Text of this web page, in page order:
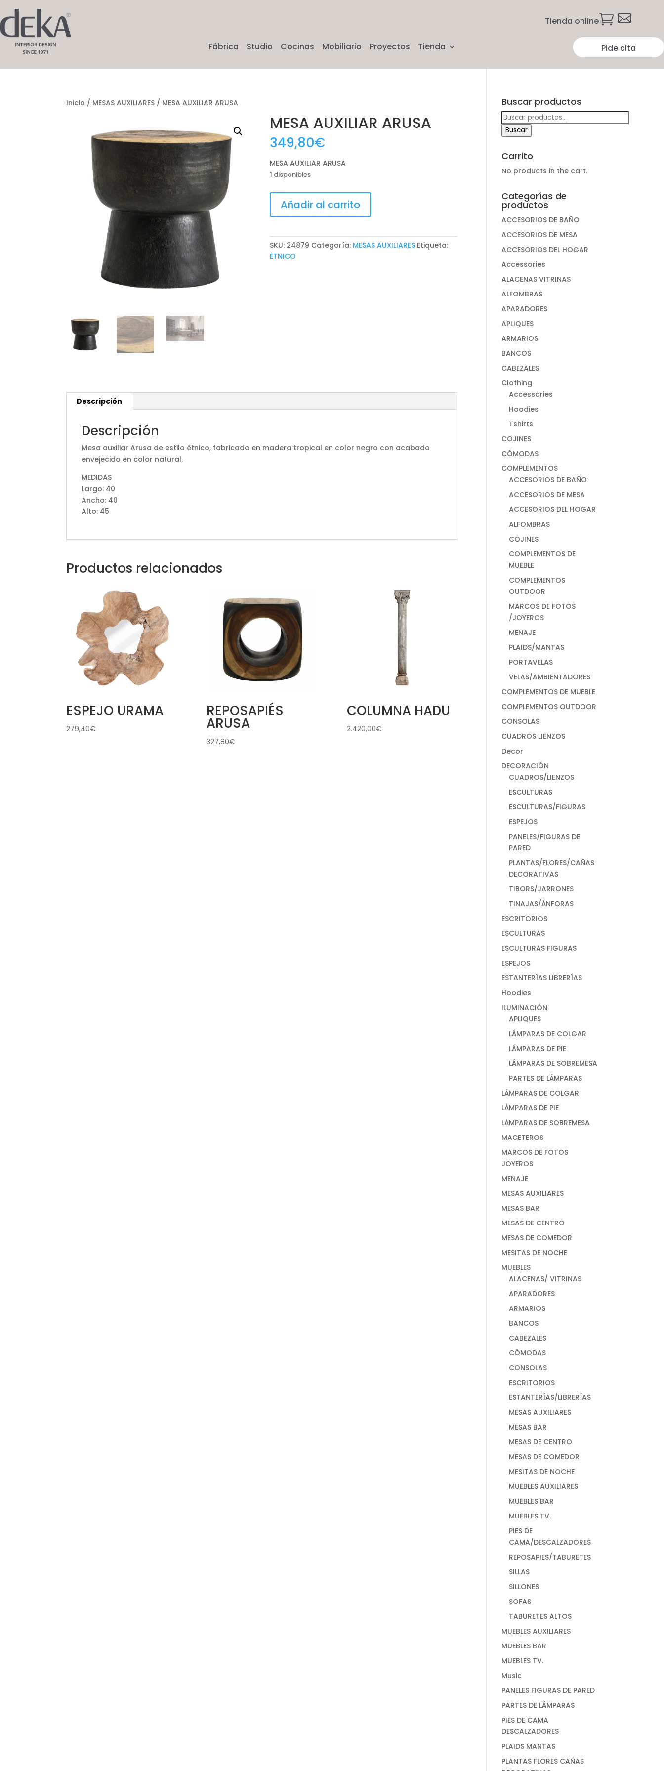
Tienda online 
Fábrica Studio Cocinas Mobiliario Proyectos Tienda Pide cita
Inicio / MESAS AUXILIARES / MESA AUXILIAR ARUSA
MESA AUXILIAR ARUSA
349,80€
MESA AUXILIAR ARUSA
1 disponibles
AUXILIAR
ARUSA
Añadir al carrito
SKU: 24879 Categoría: MESAS AUXILIARES Etiqueta:
ÉTNICO
Descripción
Descripción
Mesa auxiliar Arusa de estilo étnico, fabricado en madera tropical en color negro con acabado
envejecido en color natural.
MEDIDAS
Largo: 40
Ancho: 40
Alto: 45
Productos relacionados
ESPEJO URAMA
279,40€
REPOSAPIÉS
ARUSA
327,80€
COLUMNA HADU
2.420,00€
Buscar productos
Buscar
por:
Buscar
Carrito
No products in the cart.
Categorías de
productos
ACCESORIOS DE BAÑO
ACCESORIOS DE MESA
ACCESORIOS DEL HOGAR
Accessories
ALACENAS VITRINAS
ALFOMBRAS
APARADORES
APLIQUES
ARMARIOS
BANCOS
CABEZALES
Clothing
Accessories
Hoodies
Tshirts
COJINES
CÓMODAS
COMPLEMENTOS
ACCESORIOS DE BAÑO
ACCESORIOS DE MESA
ACCESORIOS DEL HOGAR
ALFOMBRAS
COJINES
COMPLEMENTOS DE
MUEBLE
COMPLEMENTOS
OUTDOOR
MARCOS DE FOTOS
/JOYEROS
MENAJE
PLAIDS/MANTAS
PORTAVELAS
VELAS/AMBIENTADORES
COMPLEMENTOS DE MUEBLE
COMPLEMENTOS OUTDOOR
CONSOLAS
CUADROS LIENZOS
Decor
DECORACIÓN
CUADROS/LIENZOS
ESCULTURAS
ESCULTURAS/FIGURAS
ESPEJOS
PANELES/FIGURAS DE
PARED
PLANTAS/FLORES/CAÑAS
DECORATIVAS
TIBORS/JARRONES
TINAJAS/ÁNFORAS
ESCRITORIOS
ESCULTURAS
ESCULTURAS FIGURAS
ESPEJOS
ESTANTERÍAS LIBRERÍAS
Hoodies
ILUMINACIÓN
APLIQUES
LÁMPARAS DE COLGAR
LÁMPARAS DE PIE
LÁMPARAS DE SOBREMESA
PARTES DE LÁMPARAS
LÁMPARAS DE COLGAR
LÁMPARAS DE PIE
LÁMPARAS DE SOBREMESA
MACETEROS
MARCOS DE FOTOS
JOYEROS
MENAJE
MESAS AUXILIARES
MESAS BAR
MESAS DE CENTRO
MESAS DE COMEDOR
MESITAS DE NOCHE
MUEBLES
ALACENAS/ VITRINAS
APARADORES
ARMARIOS
BANCOS
CABEZALES
CÓMODAS
CONSOLAS
ESCRITORIOS
ESTANTERÍAS/LIBRERÍAS
MESAS AUXILIARES
MESAS BAR
MESAS DE CENTRO
MESAS DE COMEDOR
MESITAS DE NOCHE
MUEBLES AUXILIARES
MUEBLES BAR
MUEBLES TV.
PIES DE
CAMA/DESCALZADORES
REPOSAPIES/TABURETES
SILLAS
SILLONES
SOFAS
TABURETES ALTOS
MUEBLES AUXILIARES
MUEBLES BAR
MUEBLES TV.
Music
PANELES FIGURAS DE PARED
PARTES DE LÁMPARAS
PIES DE CAMA
DESCALZADORES
PLAIDS MANTAS
PLANTAS FLORES CAÑAS